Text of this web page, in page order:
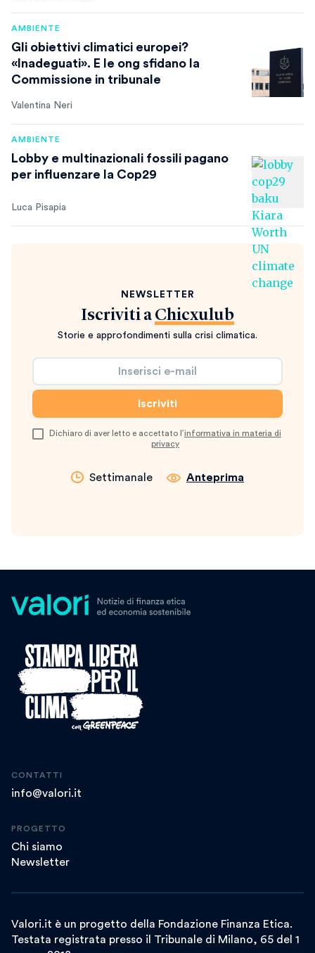
AMBIENTE
Gli obiettivi climatici europei?
«Inadeguati». E le ong sfidano la
Commissione in tribunale
Valentina Neri
AMBIENTE
Lobby e multinazionali fossili pagano
per influenzare la Cop29
Luca Pisapia
NEWSLETTER
Iscriviti a Chicxulub
Storie e approfondimenti sulla crisi climatica.
Dichiaro di aver letto e accettato l’informativa in materia di
privacy
Settimanale Anteprima
CONTATTI
info@valori.it
PROGETTO
Chi siamo
Newsletter
Valori.it è un progetto della Fondazione Finanza Etica.
Testata registrata presso il Tribunale di Milano, 65 del 1